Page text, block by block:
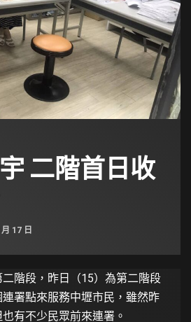
二階首日收
17 日
階段，昨日（15）為第二階段
署點來服務中壢市民，雖然昨
有不少民眾前來連署。